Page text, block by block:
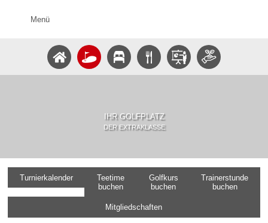
Menü
IHR GOLFPLATZ
DER EXTRAKLASSE
Turnierkalender
Teetime
buchen
Golfkurs
buchen
Trainerstunde
buchen
Mitgliedschaften